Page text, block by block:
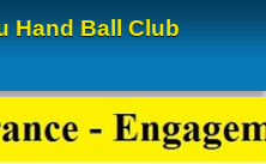
Hand Ball Club